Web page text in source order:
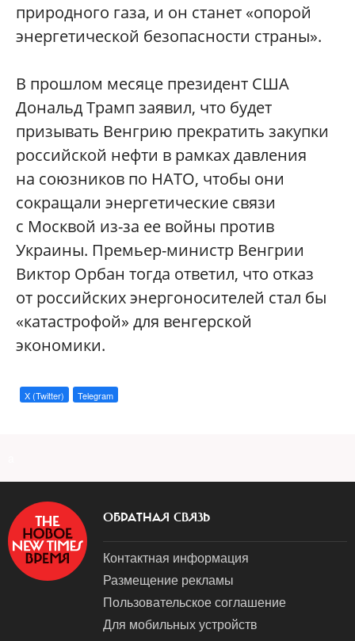
природного газа, и он станет «опорой
энергетической безопасности страны».
В прошлом месяце президент США
Дональд Трамп заявил, что будет
призывать Венгрию прекратить закупки
российской нефти в рамках давления
на союзников по НАТО, чтобы они
сокращали энергетические связи
с Москвой из-за ее войны против
Украины. Премьер-министр Венгрии
Виктор Орбан тогда ответил, что отказ
от российских энергоносителей стал бы
«катастрофой» для венгерской
экономики.
X (Twitter) Telegram
ОБРАТНАЯ СВЯЗЬ
Контактная информация
Размещение рекламы
Пользовательское соглашение
Для мобильных устройств